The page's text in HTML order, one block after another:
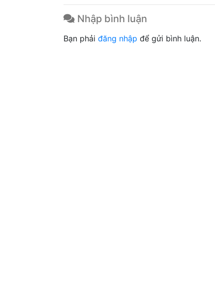
Nhập bình luận
Bạn phải đăng nhập để gửi bình luận.